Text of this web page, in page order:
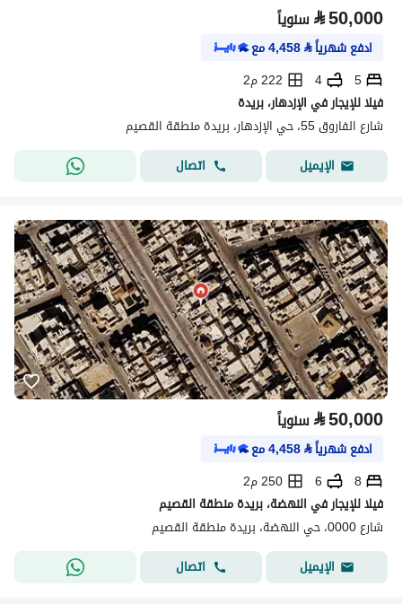
⃁50,000 سنوياً
ادفع شهرياً⃁
4,458مع
5
4
222 م2
فيلا للإيجار في الإزدهار، بريدة
شارع الفاروق 55، حي الإزدهار، بريدة منطقة القصيم
الإيميل
اتصال
⃁50,000 سنوياً
ادفع شهرياً⃁
4,458مع
8
6
250 م2
فيلا للإيجار في النهضة، بريدة منطقة القصيم
شارع 0000، حي النهضة، بريدة منطقة القصيم
الإيميل
اتصال